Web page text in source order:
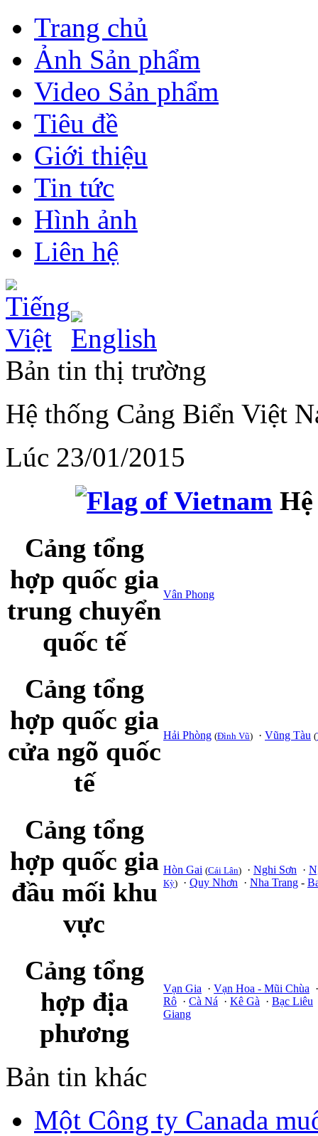
Trang chủ
Ảnh Sản phẩm
Video Sản phẩm
Tiêu đề
Giới thiệu
Tin tức
Hình ảnh
Liên hệ
Bản tin thị trường
Hệ thống Cảng Biển Việt
Lúc 23/01/2015
Cảng tổng
hợp quốc gia
trung chuyển
quốc tế
Vân Phong
Cảng tổng
hợp quốc gia
cửa ngõ quốc
tế
Hải Phòng (Đình Vũ) · Vũng Tàu (
Cảng tổng
hợp quốc gia
đầu mối khu
vực
Hòn Gai (Cái Lân) · Nghi Sơn ·
Kỳ) · Quy Nhơn · Nha Trang -
Cảng tổng
hợp địa
phương
Vạn Gia · Vạn Hoa - Mũi Chùa
Rô · Cà Ná · Kê Gà · Bạc Liêu
Giang
Bản tin khác
Một Công ty Canada